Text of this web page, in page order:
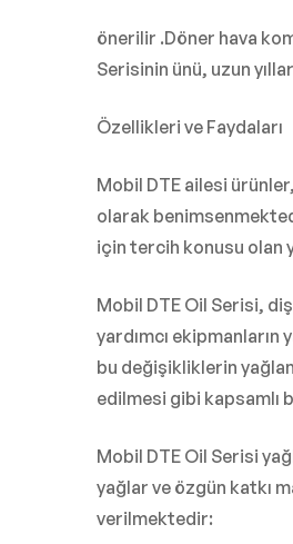
önerilir .Döner hava
Serisinin ünü, uzun
Özellikleri ve Faydaları
Mobil DTE ailesi
olarak
için tercih konusu olan
Mobil DTE Oil Serisi,
yardımcı
bu değişikliklerin
edilmesi gibi kapsamlı
Mobil DTE Oil Serisi
yağlar ve özgün katkı
verilmektedir: